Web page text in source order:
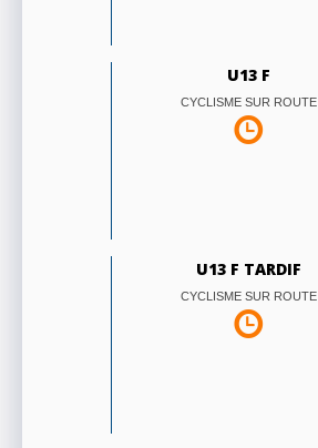
U13 F
CYCLISME SUR ROUTE
U13 F TARDIF
CYCLISME SUR ROUTE